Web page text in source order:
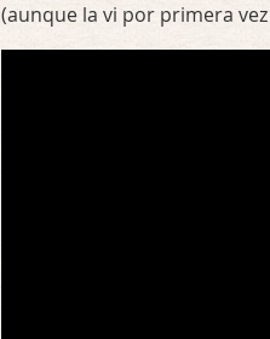
(aunque la vi por primera